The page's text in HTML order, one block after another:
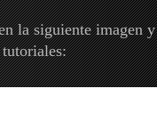
la siguiente imagen y